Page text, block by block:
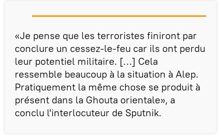
«Je pense que les terroristes finiront par
conclure un cessez-le-feu car ils ont perdu
leur potentiel militaire. […] Cela
ressemble beaucoup à la situation à Alep.
Pratiquement la même chose se produit à
présent dans la Ghouta orientale», a
conclu l'interlocuteur de Sputnik.